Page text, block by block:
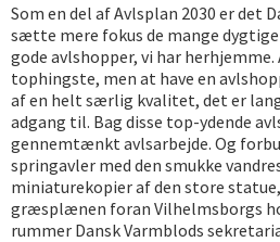
Som en del af Avlsplan 2030 er det
sætte mere fokus de mange
gode avlshopper, vi har
tophingste, men at have en
af en helt særlig kvalitet, det er
adgang til. Bag disse top-ydende
gennemtænkt avlsarbejde. Og
springavler med den smukke
miniaturekopier af den store
græsplænen foran Vilhelmsborgs
rummer Dansk Varmblods